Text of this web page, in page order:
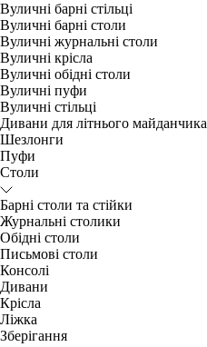
Вуличні барні стільці
Вуличні барні столи
Вуличні журнальні столи
Вуличні крісла
Вуличні обідні столи
Вуличні пуфи
Вуличні стільці
Дивани для літнього майданчика
Шезлонги
Пуфи
Столи
Барні столи та стійки
Журнальні столики
Обідні столи
Письмові столи
Консолі
Дивани
Крісла
Ліжка
Зберігання